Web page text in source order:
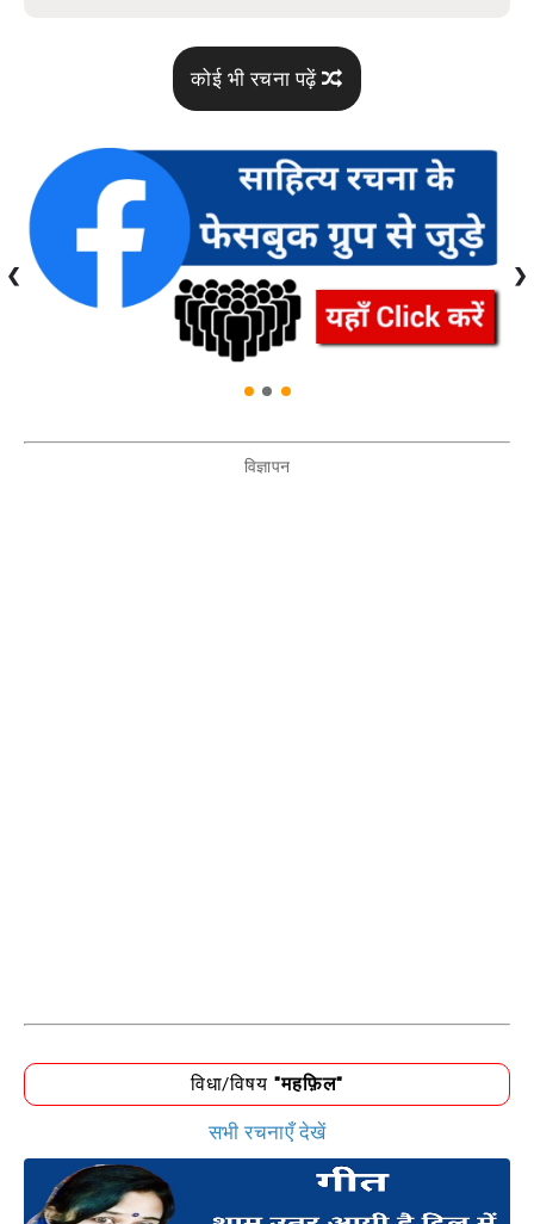
कोई भी रचना पढ़ें
❮ ❯
विज्ञापन
विधा/विषय "महफ़िल"
सभी रचनाएँ देखें